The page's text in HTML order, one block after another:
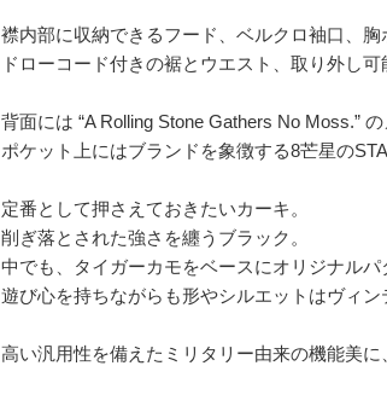
襟内部に収納できるフード、ベルクロ袖口、胸
ドローコード付きの裾とウエスト、取り外し
背面には “A Rolling Stone Gathers No Moss.”
ポケット上にはブランドを象徴する8芒星の
定番として押さえておきたいカーキ。
削ぎ落とされた強さを纏うブラック。
中でも、タイガーカモをベースにオリジナル
遊び心を持ちながらも形やシルエットはヴィ
高い汎用性を備えたミリタリー由来の機能美に